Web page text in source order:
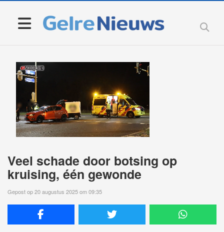
Veel schade door botsing op
kruising, één gewonde
Gepost op 20 augustus 2025 om 09:35